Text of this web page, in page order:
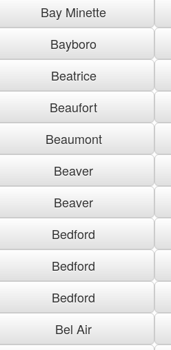
Bay Minette
Bayboro
Beatrice
Beaufort
Beaumont
Beaver
Beaver
Bedford
Bedford
Bedford
Bel Air